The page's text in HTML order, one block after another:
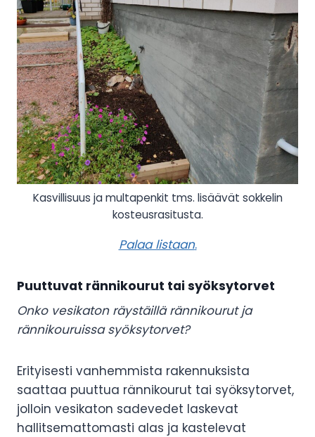
Kasvillisuus ja multapenkit tms. lisäävät sokkelin
kosteusrasitusta.
Palaa listaan.
Puuttuvat rännikourut tai syöksytorvet
Onko vesikaton räystäillä rännikourut ja
rännikouruissa syöksytorvet?
Erityisesti vanhemmista rakennuksista
saattaa puuttua rännikourut tai syöksytorvet,
jolloin vesikaton sadevedet laskevat
hallitsemattomasti alas ja kastelevat